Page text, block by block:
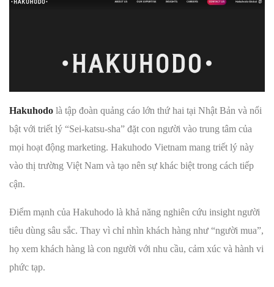
Hakuhodo là tập đoàn quảng cáo lớn thứ hai tại Nhật Bản và nổi
bật với triết lý “Sei-katsu-sha” đặt con người vào trung tâm của
mọi hoạt động marketing. Hakuhodo Vietnam mang triết lý này
vào thị trường Việt Nam và tạo nên sự khác biệt trong cách tiếp
cận.
Điểm mạnh của Hakuhodo là khả năng nghiên cứu insight người
tiêu dùng sâu sắc. Thay vì chỉ nhìn khách hàng như “người mua”,
họ xem khách hàng là con người với nhu cầu, cảm xúc và hành vi
phức tạp.